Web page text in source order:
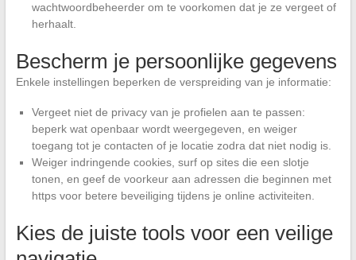
wachtwoordbeheerder om te voorkomen dat je ze vergeet of
herhaalt.
Bescherm je persoonlijke gegevens
Enkele instellingen beperken de verspreiding van je informatie:
Vergeet niet de privacy van je profielen aan te passen:
beperk wat openbaar wordt weergegeven, en weiger
toegang tot je contacten of je locatie zodra dat niet nodig is.
Weiger indringende cookies, surf op sites die een slotje
tonen, en geef de voorkeur aan adressen die beginnen met
https voor betere beveiliging tijdens je online activiteiten.
Kies de juiste tools voor een veilige